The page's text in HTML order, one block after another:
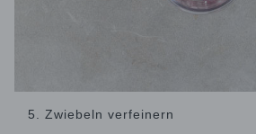
5. Zwiebeln verfeinern